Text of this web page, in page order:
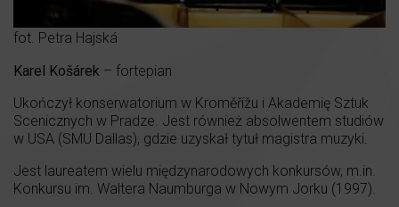
fot. Petra Hajská
Karel Košárek – fortepian
Ukończył konserwatorium w Kroměřížu i Akademię Sztuk
Scenicznych w Pradze. Jest również absolwentem studiów
w USA (SMU Dallas), gdzie uzyskał tytuł magistra muzyki.
Jest laureatem wielu międzynarodowych konkursów, m.in.
Konkursu im. Waltera Naumburga w Nowym Jorku (1997).